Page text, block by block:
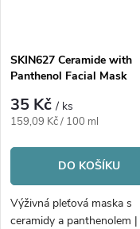
SKIN627 Ceramide with
Panthenol Facial Mask
35 Kč/ ks
Měrná
159,09 Kč / 100 ml
DO KOŠÍKU
Výživná pleťová maska s
ceramidy a panthenolem |